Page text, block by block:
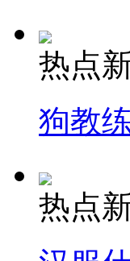
热点
狗教
热点